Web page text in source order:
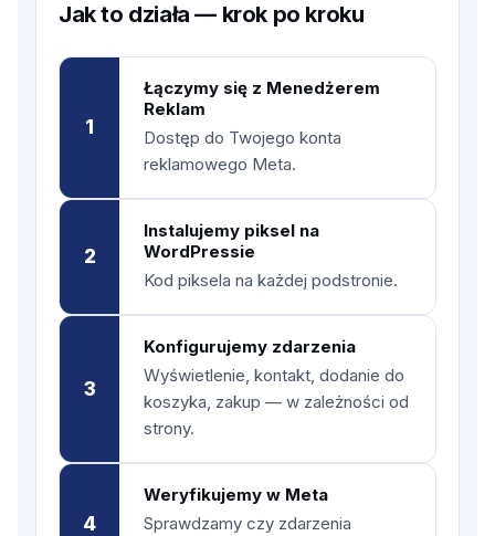
Jak to działa — krok po kroku
1
Łączymy się z Menedżerem
Reklam
Dostęp do Twojego konta
reklamowego Meta.
2
Instalujemy piksel na
WordPressie
Kod piksela na każdej podstronie.
3
Konfigurujemy zdarzenia
Wyświetlenie, kontakt, dodanie do
koszyka, zakup — w zależności od
strony.
4
Weryfikujemy w Meta
Sprawdzamy czy zdarzenia